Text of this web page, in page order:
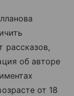
рассказов,
об авторе
от 18